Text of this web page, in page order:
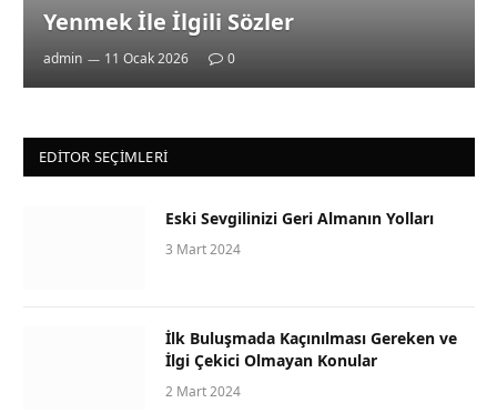
Yenmek İle İlgili Sözler
admin 11 Ocak 2026 0
EDITOR SEÇIMLERI
Eski Sevgilinizi Geri Almanın Yolları
3 Mart 2024
İlk Buluşmada Kaçınılması Gereken ve
İlgi Çekici Olmayan Konular
2 Mart 2024